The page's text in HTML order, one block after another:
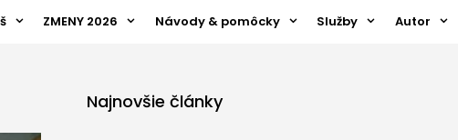
ZMENY 2026 Návody & pomôcky Služby Autor
Najnovšie články